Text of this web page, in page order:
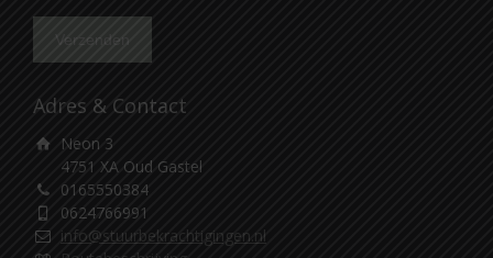
Adres & Contact
Neon 3
4751 XA Oud Gastel
0165550384
0624766991
info@stuurbekrachtigingen.nl